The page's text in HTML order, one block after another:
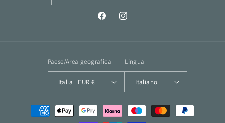
FacebookInstagram
Paese/Area geografica
Italia | EUR €
Lingua
Italiano
Metodi